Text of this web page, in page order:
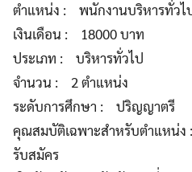
ตำแหน่ง : พนักงานบริหารทั่วไ
เงินเดือน : 18000 บาท
ประเภท : บริหารทั่วไป
จำนวน : 2 ตำแหน่ง
ระดับการศึกษา : ปริญญาตรี
คุณสมบัติเฉพาะสำหรับตำแหน่ง
รับสมัคร